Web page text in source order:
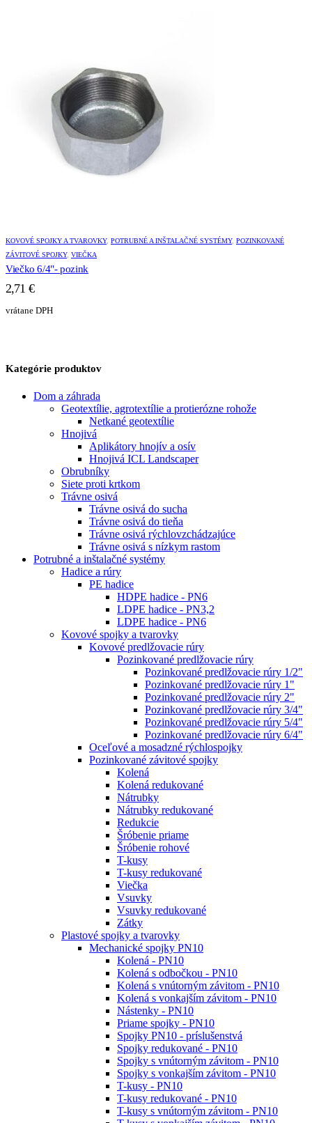
KOVOVÉ SPOJKY A TVAROVKY, POTRUBNÉ A INŠTALAČNÉ SYSTÉMY, POZINKOVANÉ
ZÁVITOVÉ SPOJKY, VIEČKA
Viečko 6/4"- pozink
2,71 €
vrátane DPH
Kategórie produktov
Dom a záhrada
Geotextílie, agrotextílie a protierózne rohože
Netkané geotextílie
Hnojivá
Aplikátory hnojív a osív
Hnojivá ICL Landscaper
Obrubníky
Siete proti krtkom
Trávne osivá
Trávne osivá do sucha
Trávne osivá do tieňa
Trávne osivá rýchlovzchádzajúce
Trávne osivá s nízkym rastom
Potrubné a inštalačné systémy
Hadice a rúry
PE hadice
HDPE hadice - PN6
LDPE hadice - PN3,2
LDPE hadice - PN6
Kovové spojky a tvarovky
Kovové predlžovacie rúry
Pozinkované predlžovacie rúry
Pozinkované predlžovacie rúry 1/2"
Pozinkované predlžovacie rúry 1"
Pozinkované predlžovacie rúry 2"
Pozinkované predlžovacie rúry 3/4"
Pozinkované predlžovacie rúry 5/4"
Pozinkované predlžovacie rúry 6/4"
Oceľové a mosadzné rýchlospojky
Pozinkované závitové spojky
Kolená
Kolená redukované
Nátrubky
Nátrubky redukované
Redukcie
Šróbenie priame
Šróbenie rohové
T-kusy
T-kusy redukované
Viečka
Vsuvky
Vsuvky redukované
Zátky
Plastové spojky a tvarovky
Mechanické spojky PN10
Kolená - PN10
Kolená s odbočkou - PN10
Kolená s vnútorným závitom - PN10
Kolená s vonkajším závitom - PN10
Nástenky - PN10
Priame spojky - PN10
Spojky PN10 - príslušenstvá
Spojky redukované - PN10
Spojky s vnútorným závitom - PN10
Spojky s vonkajším závitom - PN10
T-kusy - PN10
T-kusy redukované - PN10
T-kusy s vnútorným závitom - PN10